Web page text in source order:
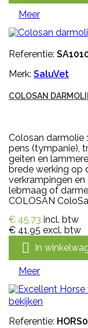
Meer
Referentie:
Merk: SaluVet
COLOSAN
Colosan darmolie
pens (tympanie),
geiten en
brede werking op
verkrampingen
lebmaag of
COLOSAN
€ 45,73 incl. btw
€ 41,95 excl. btw
 In
Meer
bekijken
Referentie: